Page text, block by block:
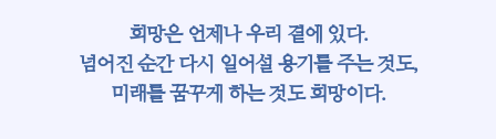
희망은 언제나 우리 곁에 있다.
넘어진 순간 다시 일어설 용기를 주는 것도,
미래를 꿈꾸게 하는 것도 희망이다.